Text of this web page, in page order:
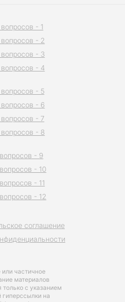
частичное
материалов
только с указанием
гиперссылки на
соглашение
- 1
- 2
- 3
- 4
- 5
- 6
- 7
- 8
- 9
- 10
- 11
- 12